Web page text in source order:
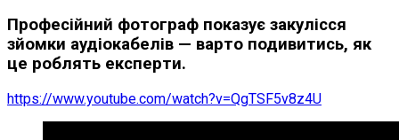
Професійний фотограф показує закулісся
зйомки аудіокабелів — варто подивитись, як
це роблять експерти.
https://www.youtube.com/watch?v=QgTSF5v8z4U